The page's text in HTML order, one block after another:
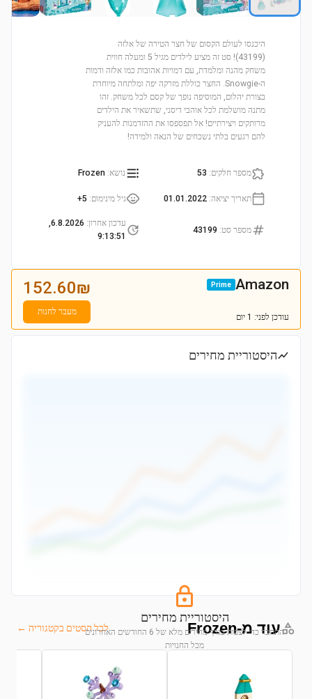
היכנסו לעולם הקסום של חצר הטירה של אלזה
(43199)! סט זה מציע לילדים מגיל 5 ומעלה חווית
משחק מהנה ומלמדת, עם דמויות אהובות כמו אלזה ודמות
ה-Snowgie. החצר כוללת מזרקה יפה ומלתחה מיוחדת
בצורת יהלום, המוסיפה נופך של קסם לכל משחק. זהו
מתנה מושלמת לכל אוהבי דיסני, שתשאיר את הילדים
מרותקים ויצירתיים! אל תפספסו את ההזדמנות להעניק
להם רגעים בלתי נשכחים של הנאה ולמידה!
מספר חלקים:
53 נושא:
Frozen
תאריך יציאה:
01.01.2022 גיל מינימום:
5+
מספר סט:
43199
עדכון אחרון:
6.8.2026,
9:13:51
Amazon
Prime
עודכן לפני: 1 יום
152.60₪
מעבר לחנות
היסטוריית מחירים
היסטוריית מחירים
התחבר כדי לצפות בגרף מחירים מלא של 6 החודשים האחרונים
מכל החנויות
עוד מ-Frozen לכל הסטים בקטגוריה ←